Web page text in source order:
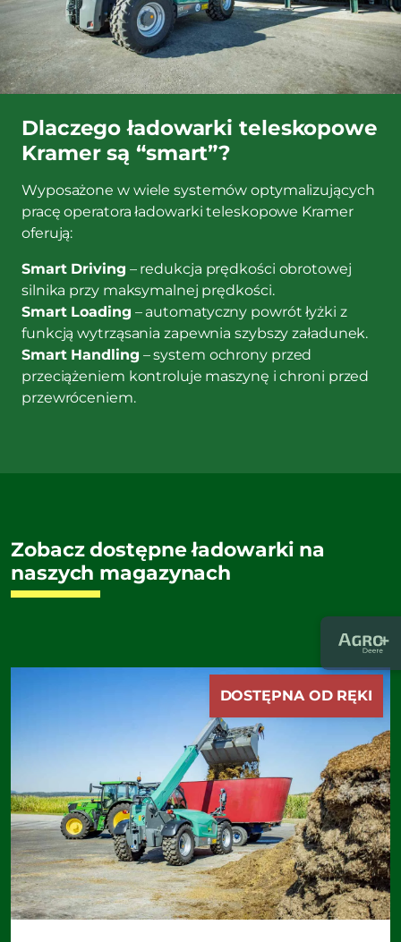
Dlaczego ładowarki teleskopowe
Kramer są “smart”?
Wyposażone w wiele systemów optymalizujących
pracę operatora ładowarki teleskopowe Kramer
oferują:
Smart Driving – redukcja prędkości obrotowej
silnika przy maksymalnej prędkości.
Smart Loading – automatyczny powrót łyżki z
funkcją wytrząsania zapewnia szybszy załadunek.
Smart Handling – system ochrony przed
przeciążeniem kontroluje maszynę i chroni przed
przewróceniem.
Zobacz dostępne ładowarki na
naszych magazynach
DOSTĘPNA OD RĘKI